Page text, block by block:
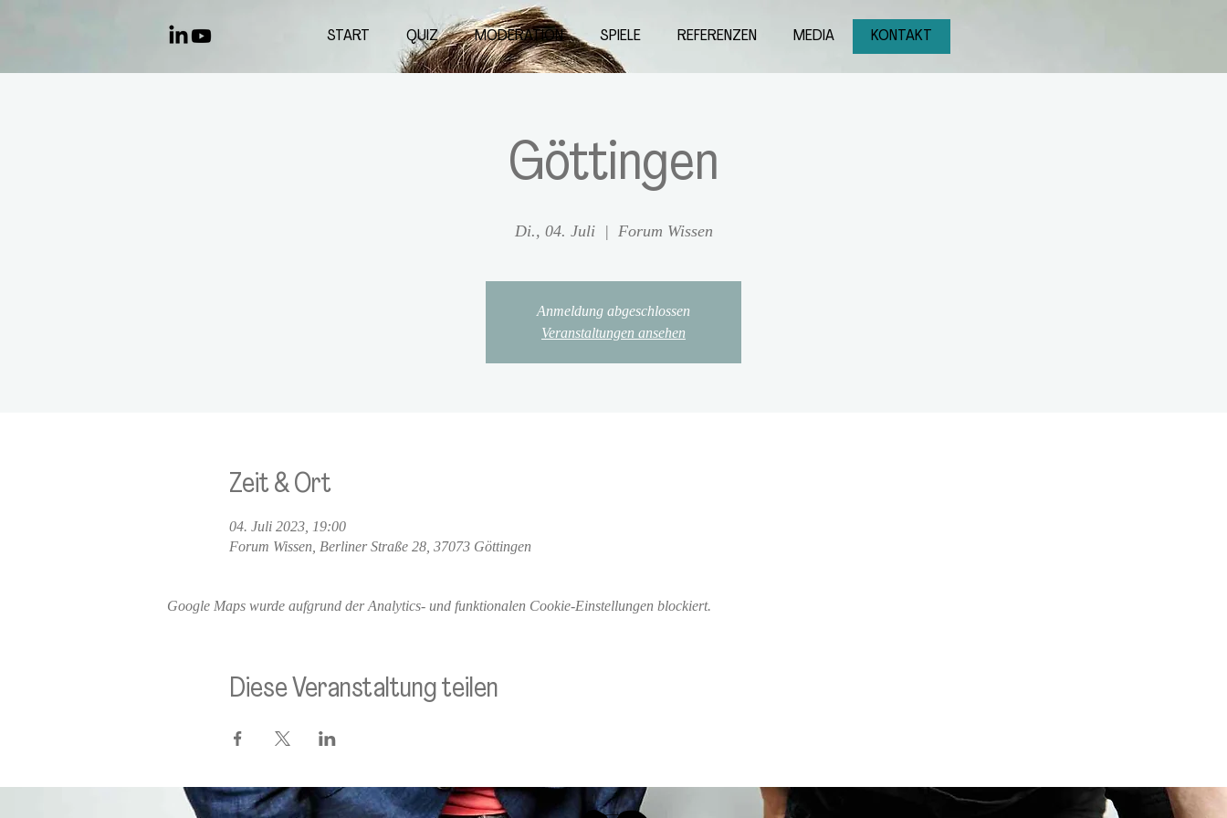
START QUIZ MODERATION SPIELE REFERENZEN MEDIA KONTAKT
Göttingen
Di., 04. Juli
  |
Forum Wissen
Anmeldung abgeschlossen
Veranstaltungen ansehen
Zeit & Ort
04. Juli 2023, 19:00
Forum Wissen, Berliner Straße 28, 37073 Göttingen
Google Maps wurde aufgrund der Analytics- und funktionalen Cookie-Einstellungen blockiert.
Diese Veranstaltung teilen